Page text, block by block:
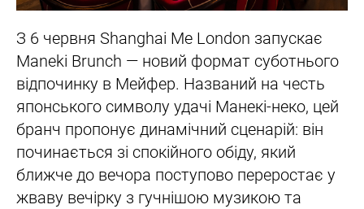
З 6 червня Shanghai Me London запускає
Maneki Brunch — новий формат суботнього
відпочинку в Мейфер. Названий на честь
японського символу удачі Манекі-неко, цей
бранч пропонує динамічний сценарій: він
починається зі спокійного обіду, який
ближче до вечора поступово переростає у
жваву вечірку з гучнішою музикою та